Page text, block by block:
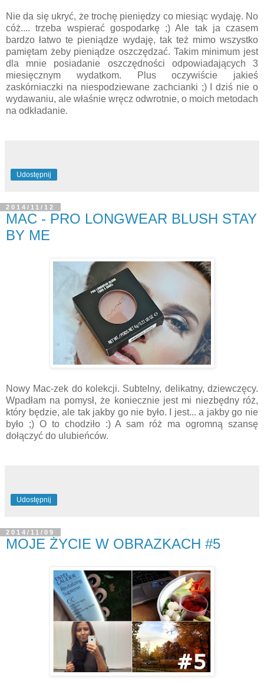
Nie da się ukryć, że trochę pieniędzy co miesiąc wydaję. No
cóż.... trzeba wspierać gospodarkę ;) Ale tak ja czasem
bardzo łatwo te pieniądze wydaję, tak też mimo wszystko
pamiętam żeby pieniądze oszczędzać. Takim minimum jest
dla mnie posiadanie oszczędności odpowiadających 3
miesięcznym wydatkom. Plus oczywiście jakieś
zaskórniaczki na niespodziewane zachcianki ;)
I dziś nie o
wydawaniu, ale właśnie wręcz odwrotnie, o moich metodach
na odkładanie.
Udostępnij
2014/11/12
MAC - PRO LONGWEAR BLUSH STAY
BY ME
Nowy Mac-zek do kolekcji. Subtelny, delikatny, dziewczęcy.
Wpadłam na pomysł, że koniecznie jest mi niezbędny róż,
który będzie, ale tak jakby go nie było. I jest... a jakby go nie
było ;) O to chodziło :) A sam róż ma ogromną szansę
dołączyć do ulubieńców.
Udostępnij
2014/11/09
MOJE ŻYCIE W OBRAZKACH #5